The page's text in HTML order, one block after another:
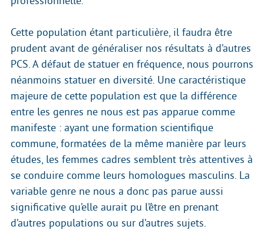
Cette population étant particulière, il faudra être
prudent avant de généraliser nos résultats à d’autres
PCS. A défaut de statuer en fréquence, nous pourrons
néanmoins statuer en diversité. Une caractéristique
majeure de cette population est que la différence
entre les genres ne nous est pas apparue comme
manifeste : ayant une formation scientifique
commune, formatées de la même manière par leurs
études, les femmes cadres semblent très attentives à
se conduire comme leurs homologues masculins. La
variable genre ne nous a donc pas parue aussi
significative qu’elle aurait pu l’être en prenant
d’autres populations ou sur d’autres sujets.